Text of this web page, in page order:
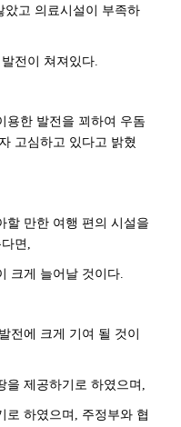
았고 의료시설이 부족하
전이 쳐져있다.
용한 발전을 꾀하여 우돔
고심하고 있다고 밝혔
할 만한 여행 편의 시설을
면,
크게 늘어날 것이다.
전에 크게 기여 될 것이
을 제공하기로 하였으며,
로 하였으며, 주정부와 협